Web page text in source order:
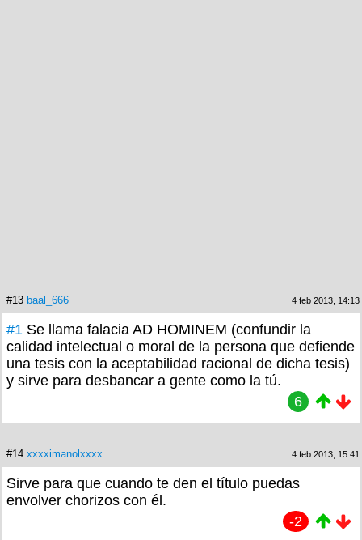
#13 baal_666 4 feb 2013, 14:13
#1 Se llama falacia AD HOMINEM (confundir la
calidad intelectual o moral de la persona que defiende
una tesis con la aceptabilidad racional de dicha tesis)
y sirve para desbancar a gente como la tú.
6
#14 xxxximanolxxxx 4 feb 2013, 15:41
Sirve para que cuando te den el título puedas
envolver chorizos con él.
-2